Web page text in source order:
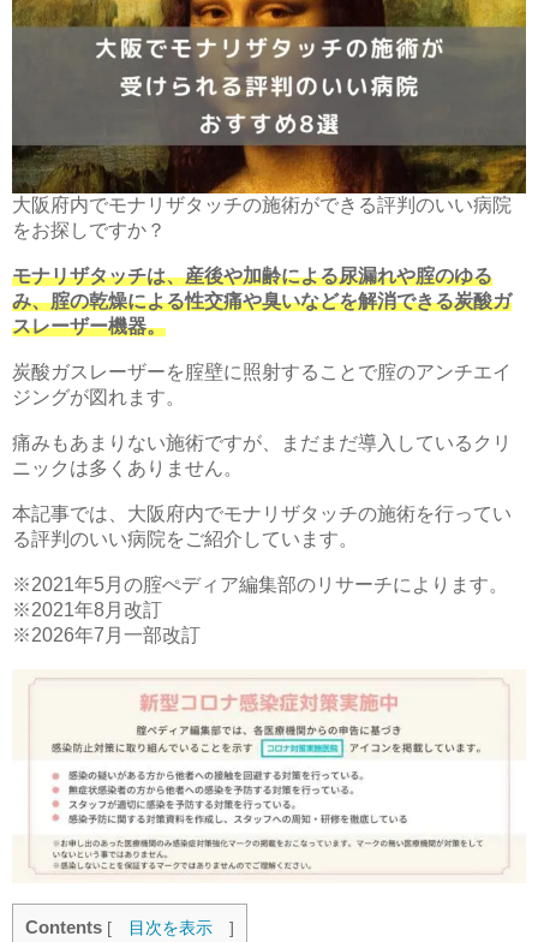
大阪府内でモナリザタッチの施術ができる評判のいい病院
をお探しですか？
モナリザタッチは、産後や加齢による尿漏れや腟のゆる
み、腟の乾燥による性交痛や臭いなどを解消できる炭酸ガ
スレーザー機器。
炭酸ガスレーザーを腟壁に照射することで腟のアンチエイ
ジングが図れます。
痛みもあまりない施術ですが、まだまだ導入しているクリ
ニックは多くありません。
本記事では、大阪府内でモナリザタッチの施術を行ってい
る評判のいい病院をご紹介しています。
※2021年5月の腟ぺディア編集部のリサーチによります。
※2021年8月改訂
※2026年7月一部改訂
Contents [ 目次を表示 ]